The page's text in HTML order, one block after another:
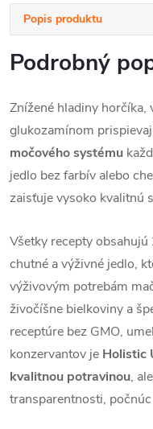
Popis produktu
Podrobný
Znížené hladiny horčíka,
glukozamínom
močového systému
jedlo bez farbív alebo
zaisťuje vysoko kvalitnú
Všetky recepty
chutné a výživné jedlo,
výživovým potrebám
živočíšne bielkoviny a
receptúre bez GMO,
konzervantov je Holistic
kvalitnou potravinou,
transparentnosti,